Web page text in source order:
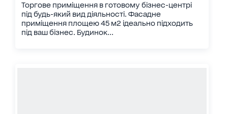
Торгове приміщення в готовому бізнес-центрі
під будь-який вид діяльності. Фасадне
приміщення площею 45 м2 ідеально підходить
під ваш бізнес. Будинок...